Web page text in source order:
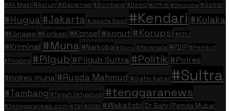
#Ali Mazi #Asrun #Basarnas #Bombana #Demo #DPR RI #Gerindra #Golkar
#Hugua #Jakarta #Jakarta Barat #Kendari #Kolaka
#Konawe #Konkep #Konsel #konut #Korupsi #KPU
#Kriminal #Muna #Narkoba #Opini #Pariwisata #PDIP #Pemkot
#Pilcaleg #Pilgub #Pilgub Sultra #Politik #Polres
#polres muna #Rusda Mahmud #Sjafei Kahar #Sultra
#Tambang #Teguh Setyabudi #tenggaranews
#Tenggaranews.com #TNI #VDNI #Wakatobi Dr Bahri Pemda Mubar